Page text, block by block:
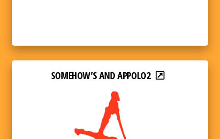
SOMEHOW’S AND APPOLO2